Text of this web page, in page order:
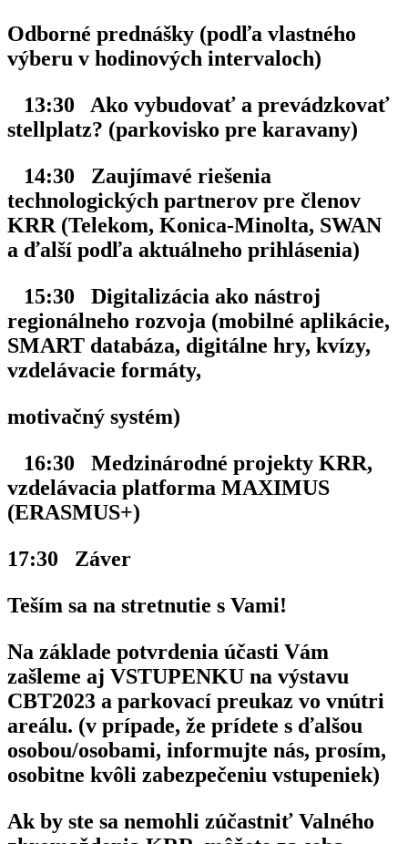
Odborné prednášky (podľa vlastného
výberu v hodinových intervaloch)
13:30 Ako vybudovať a prevádzkovať
stellplatz? (parkovisko pre karavany)
14:30 Zaujímavé riešenia
technologických partnerov pre členov
KRR (Telekom, Konica-Minolta, SWAN
a ďalší podľa aktuálneho prihlásenia)
15:30 Digitalizácia ako nástroj
regionálneho rozvoja (mobilné aplikácie,
SMART databáza, digitálne hry, kvízy,
vzdelávacie formáty,
motivačný systém)
16:30 Medzinárodné projekty KRR,
vzdelávacia platforma MAXIMUS
(ERASMUS+)
17:30 Záver
Teším sa na stretnutie s Vami!
Na základe potvrdenia účasti Vám
zašleme aj VSTUPENKU na výstavu
CBT2023 a parkovací preukaz vo vnútri
areálu. (v prípade, že prídete s ďalšou
osobou/osobami, informujte nás, prosím,
osobitne kvôli zabezpečeniu vstupeniek)
Ak by ste sa nemohli zúčastniť Valného